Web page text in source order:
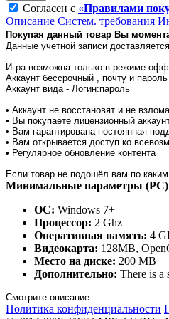
Согласен с «Правилами
Описание Систем. требования
Покупая данный товар Вы
Данные учетной записи
Игра возможна только в режиме
Аккаунт бессрочный , почту и
Аккаунт вида - Логин:пароль
• Аккаунт не восстановят и не
• Вы покупаете лицензионный
• Вам гарантирована постоянная
• Вам открывается доступ ко
• Регулярное обновление контента
Если товар не подошёл вам по
Минимальные параметры
ОС: Windows 7+
Процессор: 2 Ghz
Оперативная память: 4
Видеокарта: 128MB,
Место на диске: 200 MB
Дополнительно: There is a
Смотрите описание.
Политика конфиденциальности